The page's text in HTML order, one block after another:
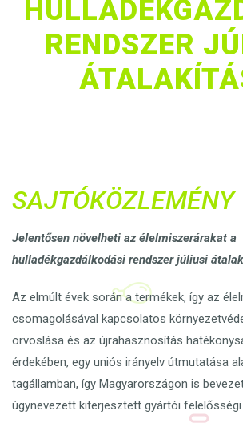
RENDSZER
SAJTÓKÖZLEMÉNY
Jelentősen növelheti az élelmiszerárakat a
hulladékgazdálkodási rendszer júliusi
Az elmúlt évek során a termékek, így az
csomagolásával kapcsolatos
orvoslása és az újrahasznosítás
érdekében, egy uniós irányelv útmutatása
tagállamban, így Magyarországon is
úgynevezett kiterjesztett gyártói felelősségi